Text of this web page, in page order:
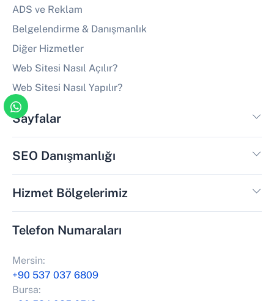
ADS ve Reklam
Belgelendirme & Danışmanlık
Diğer Hizmetler
Web Sitesi Nasıl Açılır?
Web Sitesi Nasıl Yapılır?
Sayfalar
SEO Danışmanlığı
Hizmet Bölgelerimiz
Telefon Numaraları
Mersin:
+90 537 037 6809
Bursa: